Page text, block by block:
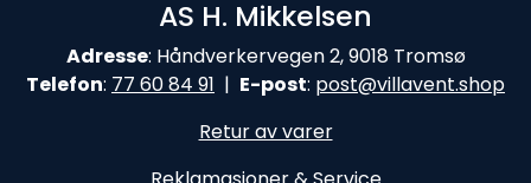
AS H. Mikkelsen
Adresse: Håndverkervegen 2, 9018 Tromsø
Telefon: 77 60 84 91 | E-post: post@villavent.shop
Retur av varer